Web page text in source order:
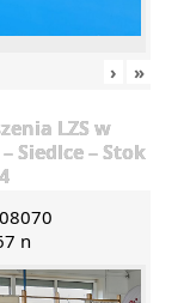
› »
LZS w
Siedlce – Stok
n